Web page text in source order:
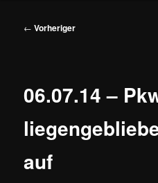
Beitragsnavigation
← Vorheriger
06.07.14 –
auf